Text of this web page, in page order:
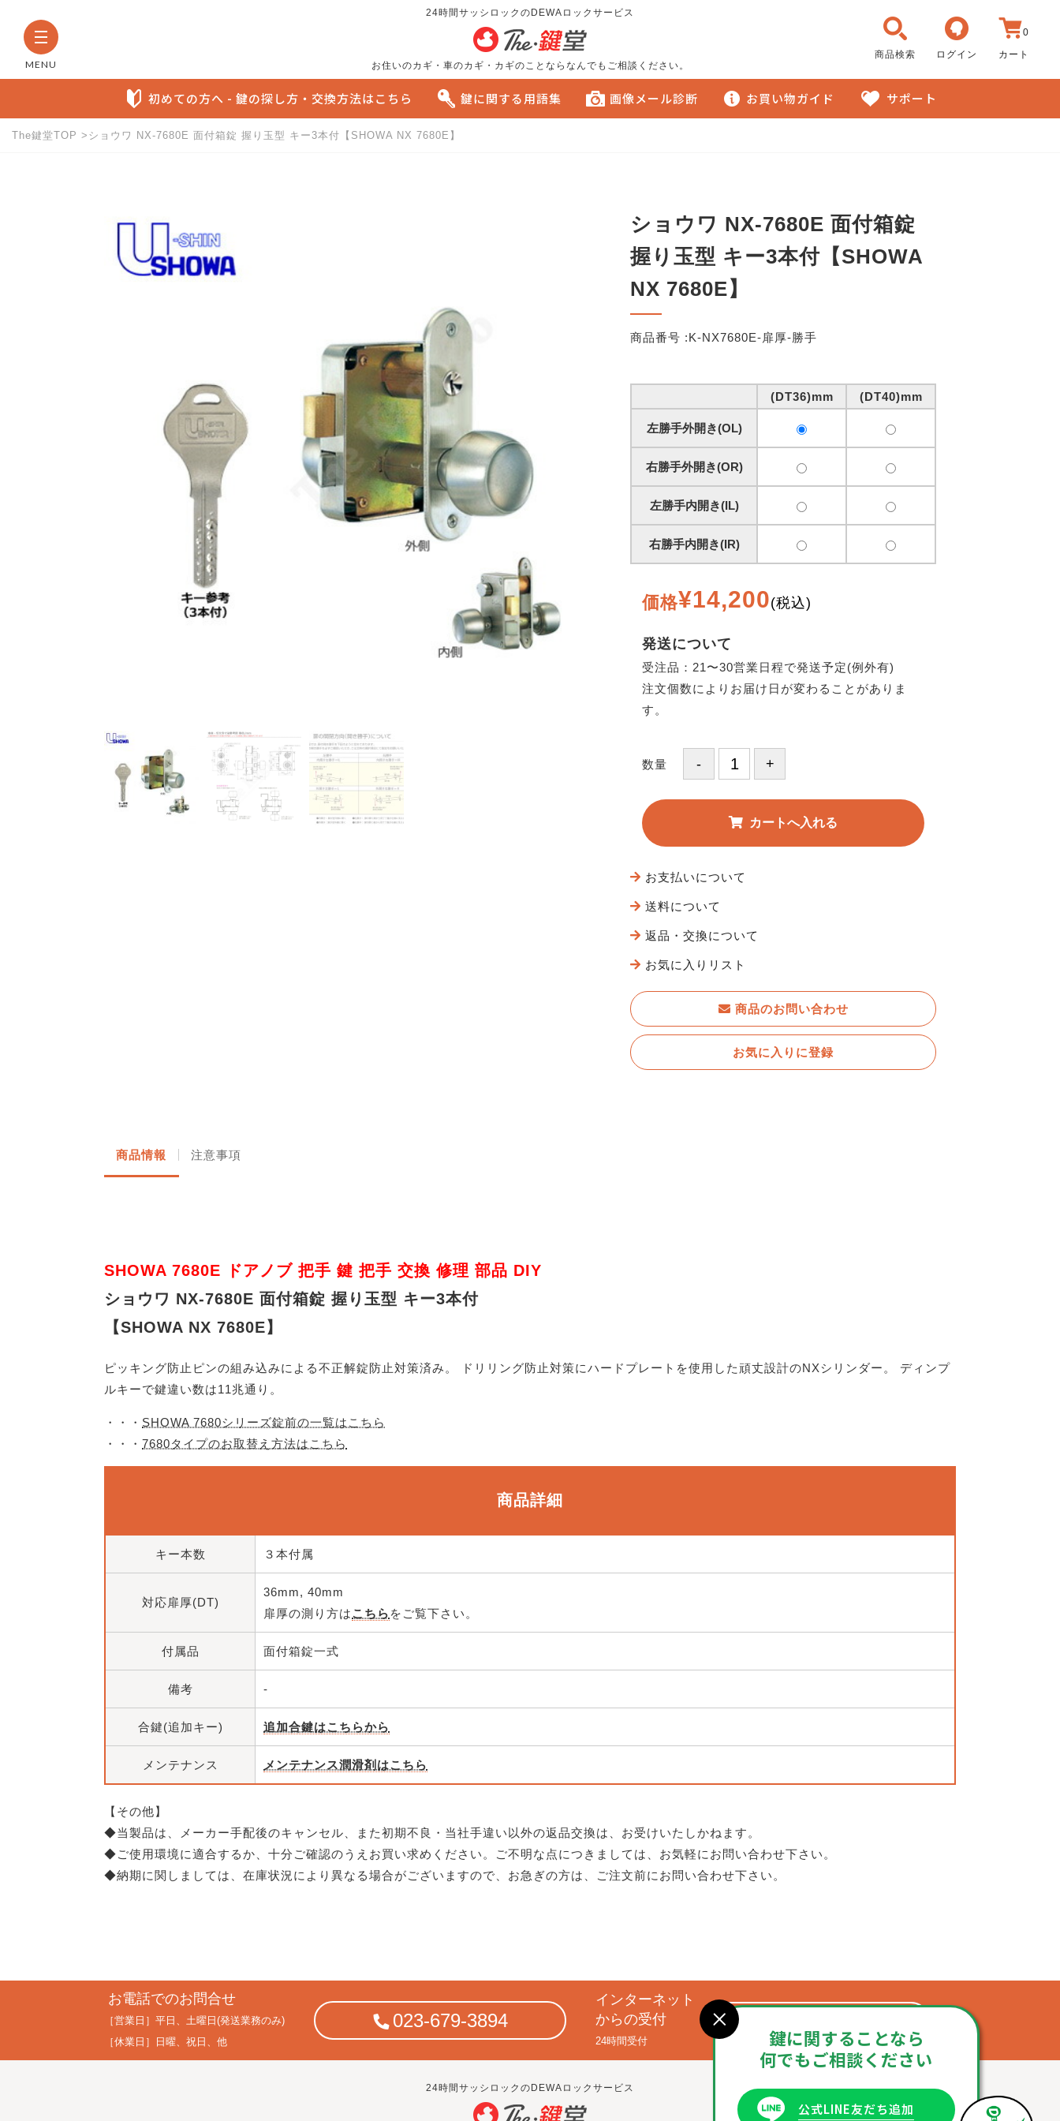
MENU
24時間サッシロックのDEWAロックサービス
お住いのカギ・車のカギ・カギのことならなんでもご相談ください。
商品検索 ログイン
0
カート
初めての方へ - 鍵の探し方・交換方法はこちら 鍵に関する用語集 画像メール診断 お買い物ガイド サポート
The鍵堂TOP ショウワ NX-7680E 面付箱錠 握り玉型 キー3本付【SHOWA NX 7680E】
ショウワ NX-7680E 面付箱錠
握り玉型 キー3本付【SHOWA
NX 7680E】
商品番号 :K-NX7680E-扉厚-勝手
(DT36)mm (DT40)mm
左勝手外開き(OL)
右勝手外開き(OR)
左勝手内開き(IL)
右勝手内開き(IR)
価格¥14,200(税込)
発送について
受注品：21〜30営業日程で発送予定(例外有)
注文個数によりお届け日が変わることがありま
す。
数量
お支払いについて
送料について
返品・交換について
お気に入りリスト
商品のお問い合わせ
お気に入りに登録
商品情報 注意事項
SHOWA 7680E ドアノブ 把手 鍵 把手 交換 修理 部品 DIY
ショウワ NX-7680E 面付箱錠 握り玉型 キー3本付
【SHOWA NX 7680E】
ピッキング防止ピンの組み込みによる不正解錠防止対策済み。 ドリリング防止対策にハードプレートを使用した頑丈設計のNXシリンダー。 ディンプ
ルキーで鍵違い数は11兆通り。
・・・ SHOWA 7680シリーズ錠前の一覧はこちら
・・・ 7680タイプのお取替え方法はこちら
商品詳細
キー本数 ３本付属
対応扉厚(DT)
36mm, 40mm
扉厚の測り方はこちら をご覧下さい。
付属品 面付箱錠一式
備考 -
合鍵(追加キー) 追加合鍵はこちらから
メンテナンス メンテナンス潤滑剤はこちら
【その他】
◆当製品は、メーカー手配後のキャンセル、また初期不良・当社手違い以外の返品交換は、お受けいたしかねます。
◆ご使用環境に適合するか、十分ご確認のうえお買い求めください。ご不明な点につきましては、お気軽にお問い合わせ下さい。
◆納期に関しましては、在庫状況により異なる場合がございますので、お急ぎの方は、ご注文前にお問い合わせ下さい。
お電話でのお問合せ
［営業日］ 平日、土曜日(発送業務のみ)
［休業日］
日曜、祝日、他
023-679-3894
インターネット
からの受付
24時間受付
24時間サッシロックのDEWAロックサービス
鍵に関することなら
何でもご相談ください
公式LINE友だち追加